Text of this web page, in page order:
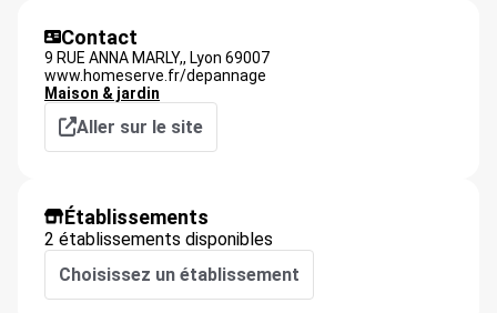
Contact
9 RUE ANNA MARLY,, Lyon 69007
www.homeserve.fr/depannage
Maison & jardin
Aller sur le site
Établissements
2 établissements disponibles
Choisissez un établissement